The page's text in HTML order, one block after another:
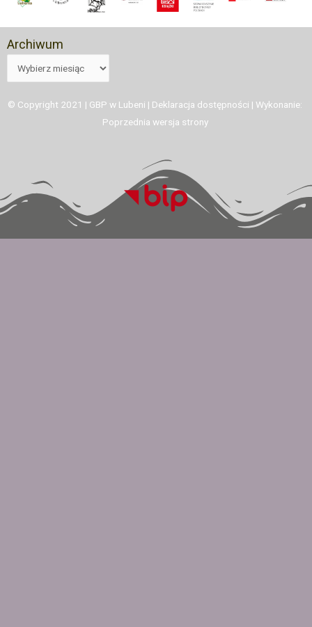
Archiwum
© Copyright 2021 | GBP w Lubeni | Deklaracja dostępności | Wykonanie:
Poprzednia wersja strony